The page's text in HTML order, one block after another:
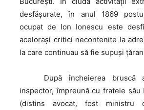
desfăşurate, în anul 1869
ocupat de Ion Ionescu este
aceloraşi critici necontenite la
la care continuau să fie supuşi
După încheierea bruscă
inspector, împreună cu fratele său
(distins avocat, fost ministru